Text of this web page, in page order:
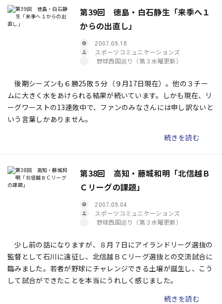
第39回 徳島・白石静生「来季へ１
からの出直し」
2007.09.18
スポーツコミュニケーションズ
野球西国巡り（第３水曜更新）
後期シーズンも６勝25敗５分（９月17日現在）。他の３チー
ムに大きく水をあけられる結果が続いています。しかも現在、リ
ーグワーストの13連敗中で、ファンのみなさんには申し訳ないと
いう言葉しかありません。
続きを読む
第38回 高知・藤城和明「北信越Ｂ
Ｃリーグの課題」
2007.09.04
スポーツコミュニケーションズ
野球西国巡り（第３水曜更新）
少し前の話になりますが、８月７日にアイランドリーグ選抜の
監督として石川に遠征し、北信越ＢＣリーグ選抜との交流試合に
臨みました。若者が野球にチャレンジできる土壌が誕生し、こう
して試合ができたことを本当にうれしく感じました。
続きを読む